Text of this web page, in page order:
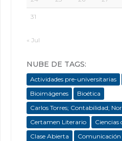
31
« Jul
NUBE DE TAGS:
Actividades pre-universitarias
Bioimágenes
Bioética
Carlos Torres; Contabilidad;
Certamen Literario
Ciencias
Clase Abierta
Comunicación